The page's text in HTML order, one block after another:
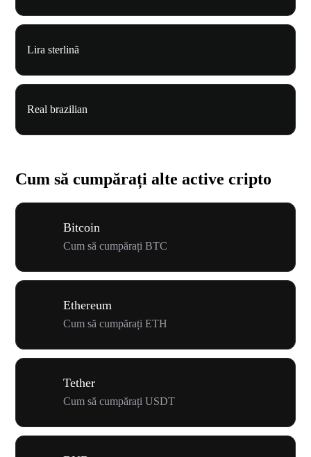
Lira sterlină
Real brazilian
Cum să cumpărați alte active cripto
Bitcoin
Cum să cumpărați BTC
Ethereum
Cum să cumpărați ETH
Tether
Cum să cumpărați USDT